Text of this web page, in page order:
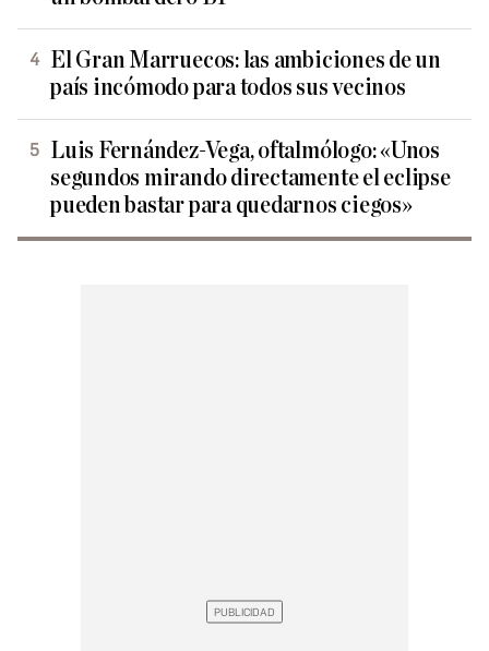
El Gran Marruecos: las ambiciones de un
país incómodo para todos sus vecinos
Luis Fernández-Vega, oftalmólogo: «Unos
segundos mirando directamente el eclipse
pueden bastar para quedarnos ciegos»